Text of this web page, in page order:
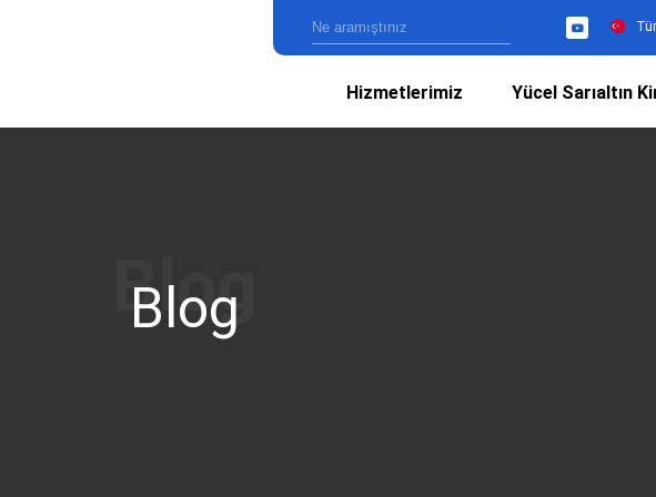
YouTube
Hizmetlerimiz Yücel Sarıaltın
Blog